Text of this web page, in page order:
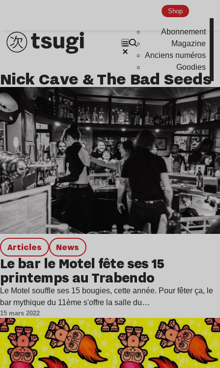
Shop
Abonnement
Magazine
Anciens numéros
Goodies
Nick Cave & The Bad Seeds
Articles news
Le bar le Motel fête ses 15
printemps au Trabendo
Le Motel souffle ses 15 bougies, cette année. Pour fêter ça, le
bar mythique du 11ème s'offre la salle du…
15 mars 2022